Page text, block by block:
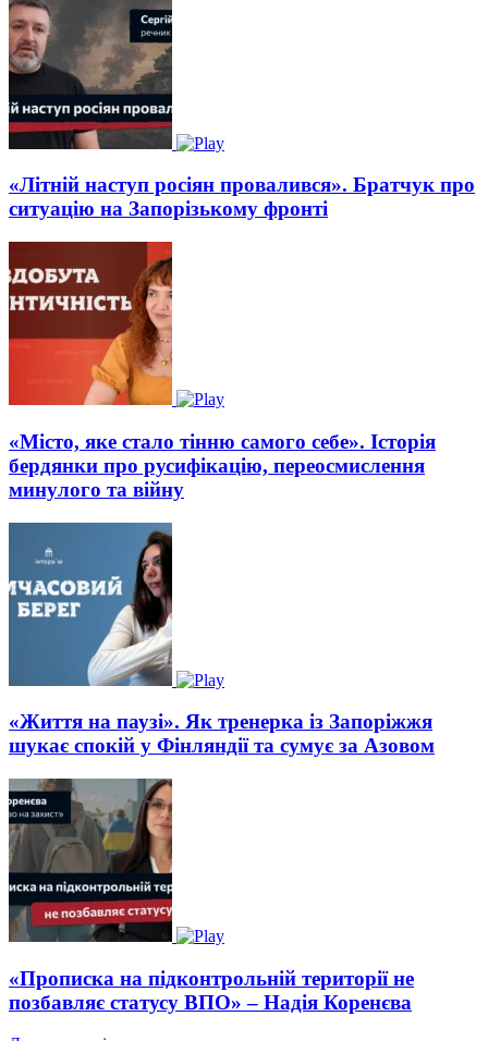
«Літній наступ росіян провалився». Братчук про
ситуацію на Запорізькому фронті
«Місто, яке стало тінню самого себе». Історія
бердянки про русифікацію, переосмислення
минулого та війну
«Життя на паузі». Як тренерка із Запоріжжя
шукає спокій у Фінляндії та сумує за Азовом
«Прописка на підконтрольній території не
позбавляє статусу ВПО» – Надія Коренєва